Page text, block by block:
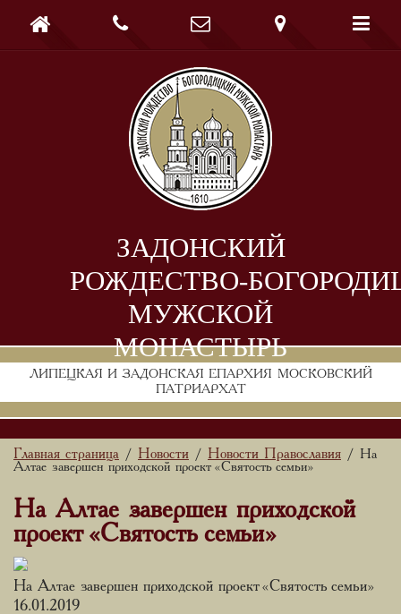
ЗАДОНСКИЙ
РОЖДЕСТВО-
МУЖСКОЙ
МОНАСТЫРЬ
ЛИПЕЦКАЯ И ЗАДОНСКАЯ ЕПАРХИЯ МОСКОВСКИЙ
ПАТРИАРХАТ
    
Главная страница / Новости / Новости Православия / На
Алтае завершен приходской проект «Святость семьи»
На Алтае завершен приходской
проект «Святость семьи»
На Алтае завершен приходской проект «Святость семьи»
16.01.2019